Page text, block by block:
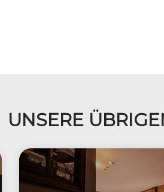
UNSERE